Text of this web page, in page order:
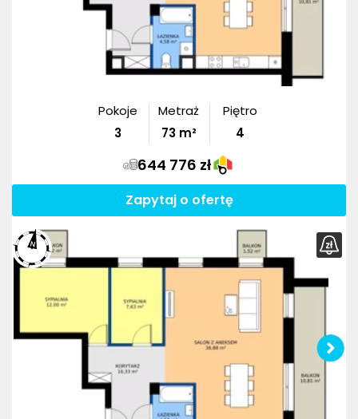
Pokoje
3
Metraż
73m²
Piętro
4
644 776 zł
Zapytaj o ofertę